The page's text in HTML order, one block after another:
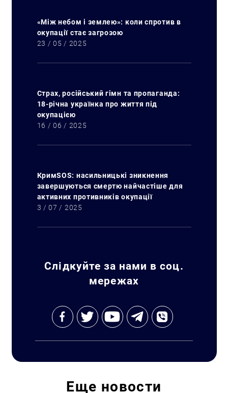
«Між небом і землею»: коли спротив в
окупації стає загрозою
23 / 05 / 2025
Страх, російський гімн та пропаганда:
18-річна українка про життя під
окупацією
16 / 06 / 2025
КримSOS: насильницькі зникнення
завершуються смертю найчастіше для
активних противників окупації
3 / 07 / 2025
Слідкуйте за нами в соц.
мережах
Еще новости